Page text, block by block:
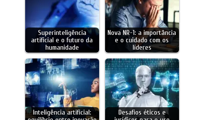
Superinteligência
artificial e o futuro da
humanidade
Nova NR-1: a importância
e o cuidado com os
líderes
Inteligência artificial:
Desafios éticos e